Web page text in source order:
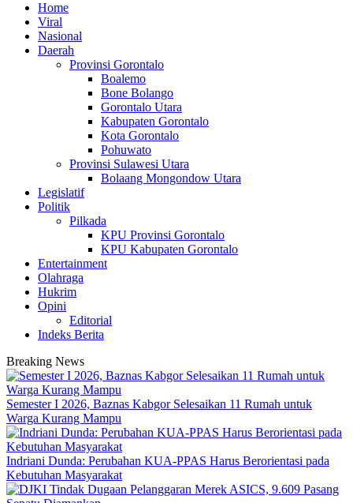
Home
Viral
Nasional
Daerah
Provinsi Gorontalo
Boalemo
Bone Bolango
Gorontalo Utara
Kabupaten Gorontalo
Kota Gorontalo
Pohuwato
Provinsi Sulawesi Utara
Bolaang Mongondow Utara
Legislatif
Politik
Pilkada
KPU Provinsi Gorontalo
KPU Kabupaten Gorontalo
Entertainment
Olahraga
Hukrim
Opini
Editorial
Indeks Berita
Breaking News
Semester I 2026, Baznas Kabgor Selesaikan 11 Rumah untuk
Warga Kurang Mampu
Indriani Dunda: Perubahan KUA-PPAS Harus Berorientasi pada
Kebutuhan Masyarakat